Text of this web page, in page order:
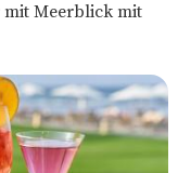
mit Meerblick mit